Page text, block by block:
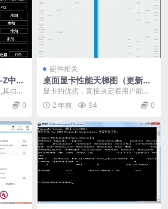
中文
功能
。 GP
0
硬件相关
桌面显卡性能天梯图（更新日
期2019.12）
显卡的优劣，直接决定着用户能否
获得理想的视觉体验。 不过，想要
在已有的显卡产品中...
2 年前 94 0